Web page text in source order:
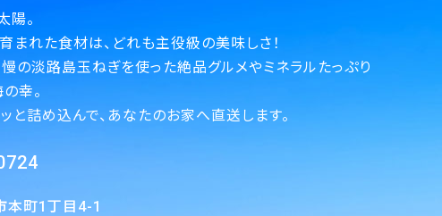
陽。
まれた食材は、どれも主役級の美味しさ！
の淡路島玉ねぎを使った絶品グルメやミネラルたっぷり
幸。
と詰め込んで、あなたのお家へ直送します。
1丁目4-1